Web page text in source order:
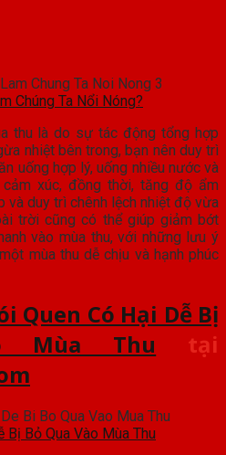
Chúng Ta Nổi Nóng?
thu là do sự tác động tổng hợp
nhiệt bên trong, bạn nên duy trì
uống hợp lý, uống nhiều nước và
xúc, đồng thời, tăng độ ẩm
và duy trì chênh lệch nhiệt độ vừa
trời cũng có thể giúp giảm bớt
vào mùa thu, với những lưu ý
mùa thu dễ chịu và hạnh phúc
Quen Có Hại Dễ Bị
Mùa Thu tại
Bị Bỏ Qua Vào Mùa Thu